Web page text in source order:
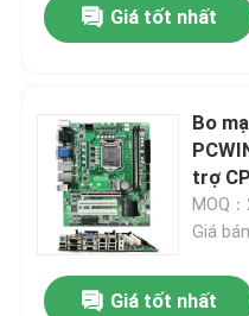
Giá tốt nhất
Bo
trợ
(i3, i5,
COM
máy
MOQ
Giá
Giá tốt nhất